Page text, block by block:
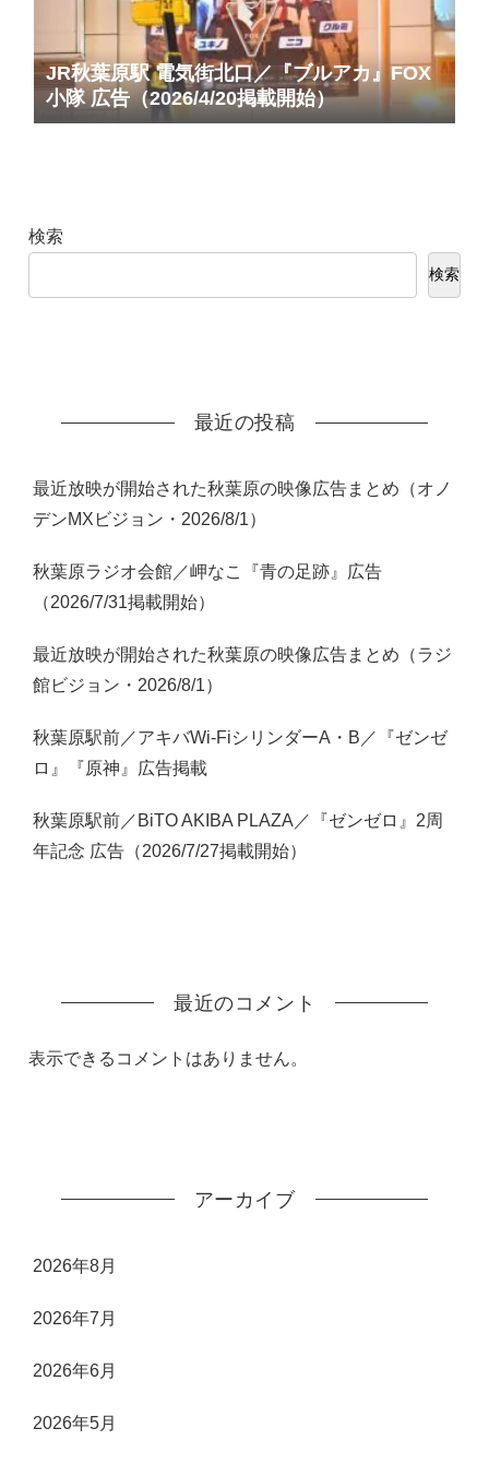
JR秋葉原駅 電気街北口／『ブルアカ』FOX
小隊 広告（2026/4/20掲載開始）
検索
検索
最近の投稿
最近放映が開始された秋葉原の映像広告まとめ（オノ
デンMXビジョン・2026/8/1）
秋葉原ラジオ会館／岬なこ『青の足跡』広告
（2026/7/31掲載開始）
最近放映が開始された秋葉原の映像広告まとめ（ラジ
館ビジョン・2026/8/1）
秋葉原駅前／アキバWi-FiシリンダーA・B／『ゼンゼ
ロ』『原神』広告掲載
秋葉原駅前／BiTO AKIBA PLAZA／『ゼンゼロ』2周
年記念 広告（2026/7/27掲載開始）
最近のコメント
表示できるコメントはありません。
アーカイブ
2026年8月
2026年7月
2026年6月
2026年5月